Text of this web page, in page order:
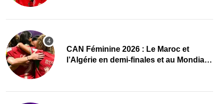
CAN Féminine 2026 : Le Maroc et
l’Algérie en demi-finales et au Mondial